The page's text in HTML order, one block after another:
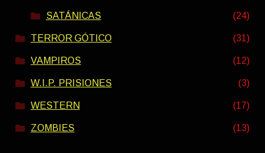
SATÁNICAS (24)
TERROR GÓTICO (31)
VAMPIROS (12)
W.I.P. PRISIONES (3)
WESTERN (17)
ZOMBIES (13)